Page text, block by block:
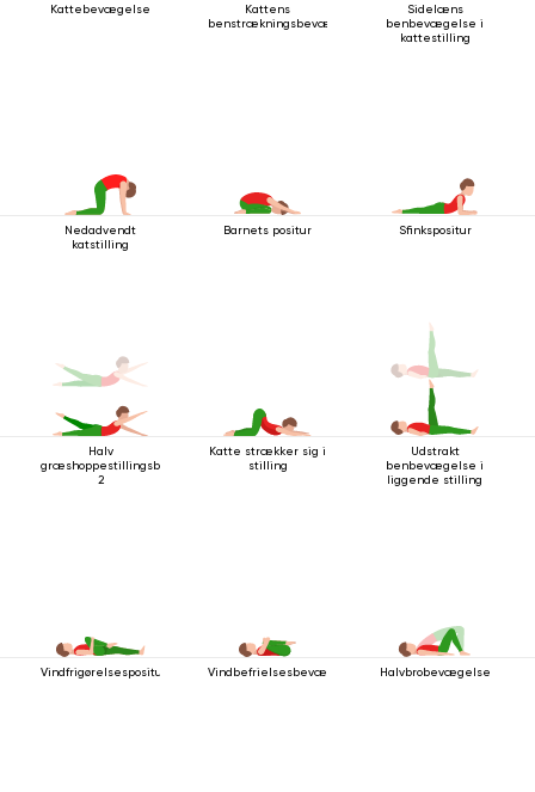
Kattebevægelse
Kattens
benstrækningsbevægelse
Sidelæns
benbevægelse i
kattestilling
Nedadvendt
katstilling
Barnets positur Sfinkspositur
Halv
græshoppestillingsbevægelse
2
Katte strækker sig i
stilling
Udstrakt
benbevægelse i
liggende stilling
Vindfrigørelsespositur Vindbefrielsesbevægelsen Halvbrobevægelse